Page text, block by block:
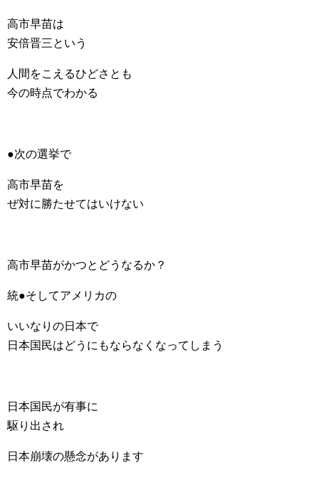
高市早苗は
安倍晋三という
人間をこえるひどさとも
今の時点でわかる
●次の選挙で
高市早苗を
ぜ対に勝たせてはいけない
高市早苗がかつとどうなるか？
統●そしてアメリカの
いいなりの日本で
日本国民はどうにもならなくなってしまう
日本国民が有事に
駆り出され
日本崩壊の懸念があります